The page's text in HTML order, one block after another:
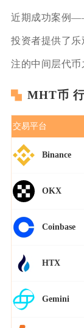
近期成功案例
投资者提供了
注的中间层代币
MHT币
交易平台
Binance
OKX
Coinbase
HTX
Gemini